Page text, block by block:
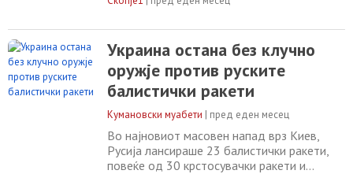
Украина остана без клучно
оружје против руските
балистички ракети
Кумановски муабети | пред еден месец
Во најновиот масовен напад врз Киев,
Русија лансираше 23 балистички ракети,
повеќе од 30 крстосувачки ракети и